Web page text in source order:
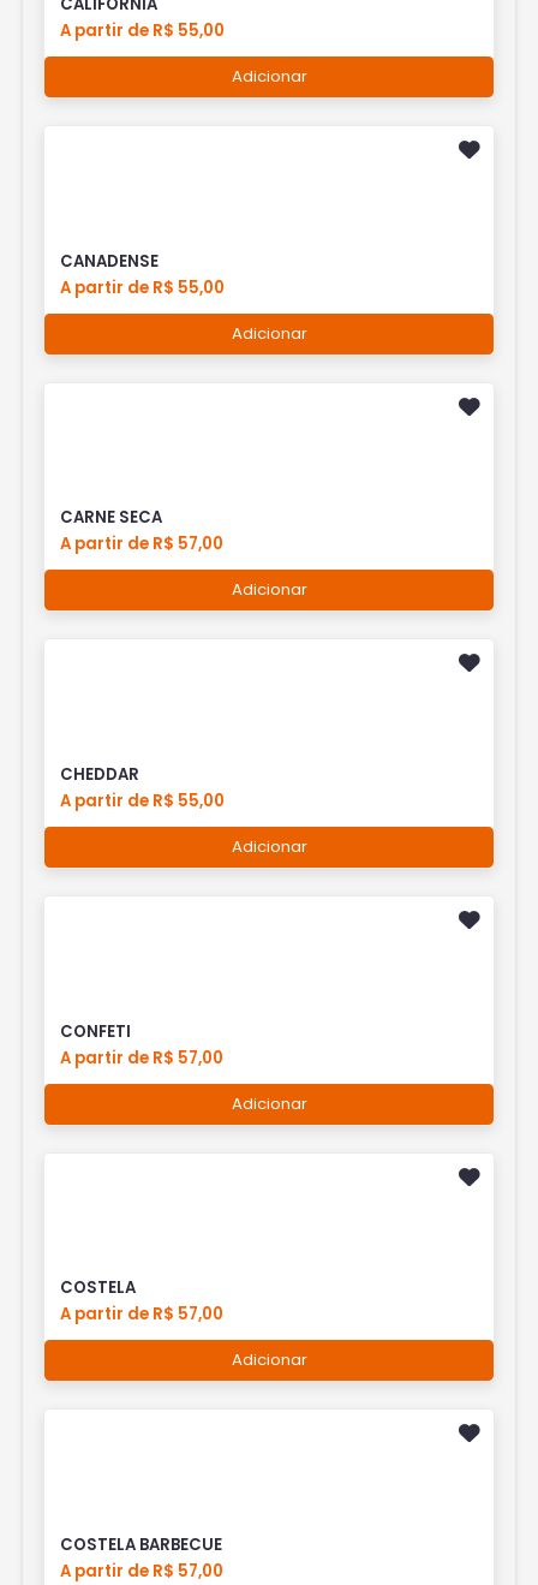
A partir de R$ 55,00
Adicionar
CANADENSE
A partir de R$ 55,00
Adicionar
CARNE SECA
A partir de R$ 57,00
Adicionar
CHEDDAR
A partir de R$ 55,00
Adicionar
CONFETI
A partir de R$ 57,00
Adicionar
COSTELA
A partir de R$ 57,00
Adicionar
COSTELA BARBECUE
A partir de R$ 57,00